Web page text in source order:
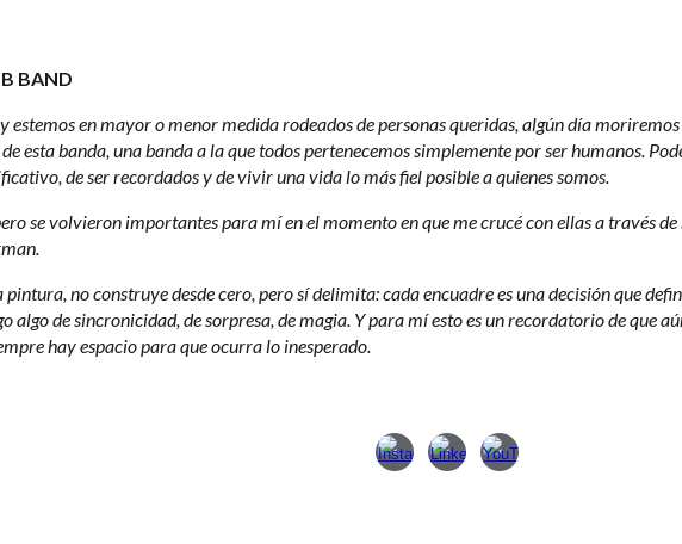
BAND
estemos en mayor o menor medida rodeados de personas queridas, algún día
esta banda, una banda a la que todos pertenecemos simplemente por ser humanos.
de ser recordados y de vivir una vida lo más fiel posible a quienes somos.
se volvieron importantes para mí en el momento en que me crucé con ellas a través
no construye desde cero, pero sí delimita: cada encuadre es una decisión que
algo de sincronicidad, de sorpresa, de magia. Y para mí esto es un recordatorio de que
hay espacio para que ocurra lo inesperado.